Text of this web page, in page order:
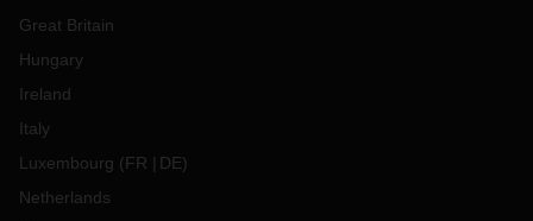
Great Britain
Hungary
Ireland
Italy
Luxembourg (FR DE)
Netherlands